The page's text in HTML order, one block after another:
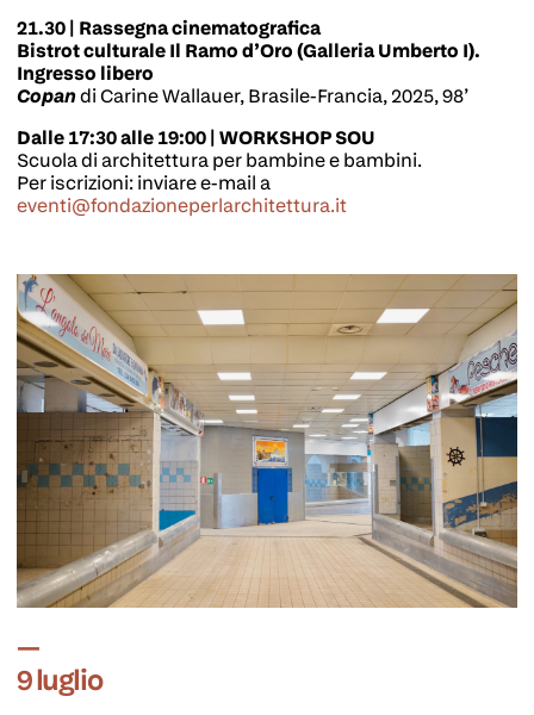
21.30 | Rassegna cinematografica
Bistrot culturale Il Ramo d’Oro (Galleria Umberto I).
Ingresso libero
Copandi Carine Wallauer, Brasile-Francia, 2025, 98’
Dalle 17:30 alle 19:00 | WORKSHOP SOU
Scuola di architettura per bambine e bambini.
Per iscrizioni: inviare e-mail a
eventi@fondazioneperlarchitettura.it
9 luglio